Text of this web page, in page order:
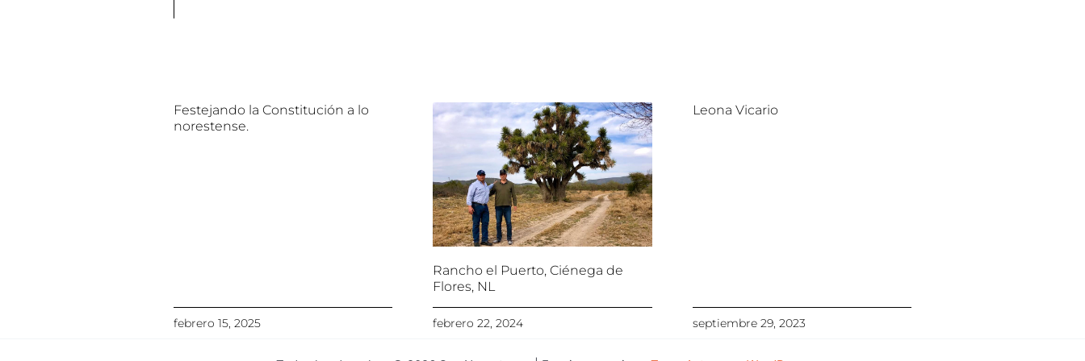
Festejando la Constitución a lo
norestense.
febrero 15, 2025
Rancho el Puerto, Ciénega de
Flores, NL
febrero 22, 2024
Leona Vicario
septiembre 29, 2023